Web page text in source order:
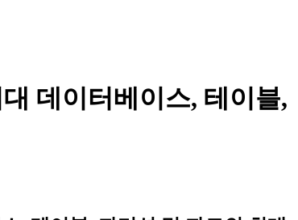
데이터베이스, 테이블,